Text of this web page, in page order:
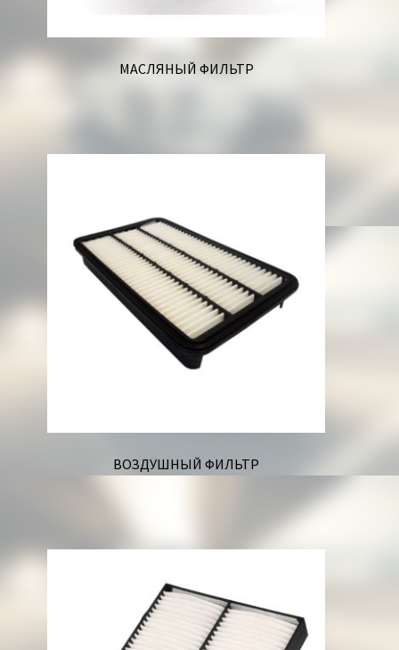
МАСЛЯНЫЙ ФИЛЬТР
ВОЗДУШНЫЙ ФИЛЬТР